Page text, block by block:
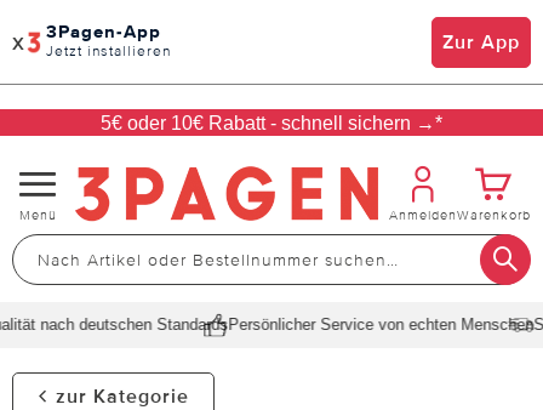
x 3Pagen-App
Jetzt installieren Zur App
5€ oder 10€ Rabatt - schnell sichern →*
Navigation
umschalten
Menü AnmeldenWarenkorb
nach deutschen StandardsPersönlicher Service von echten Menschen
zur Kategorie